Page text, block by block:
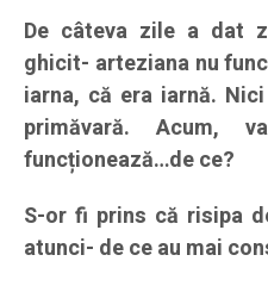
De câteva zile a dat
ghicit- arteziana nu
iarna, că era iarnă.
primăvară. Acum,
funcționează…de ce?
S-or fi prins că risipa
atunci- de ce au mai